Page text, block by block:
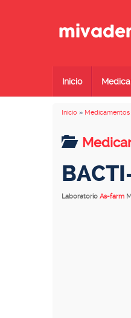
Inicio
Inicio » Medicamentos
Laboratorio As-farm